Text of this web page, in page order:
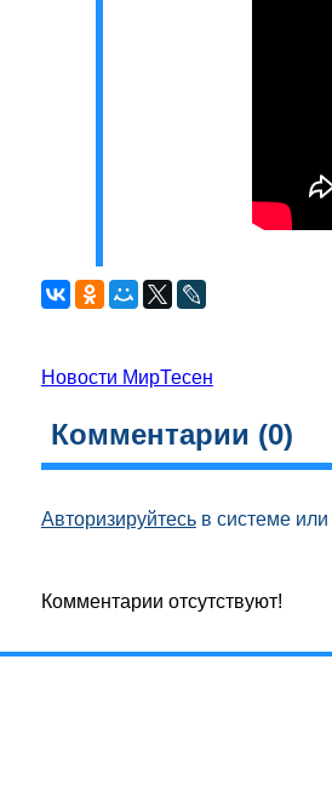
Новости МирТесен
Комментарии (0)
Авторизируйтесьв системе или
Комментарии отсутствуют!